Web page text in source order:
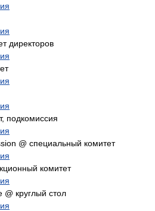
директоров
подкомиссия
@ специальный комитет
комитет
круглый стол